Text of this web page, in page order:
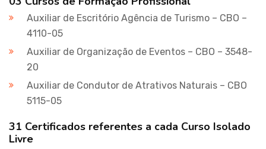
Auxiliar de Escritório Agência de Turismo – CBO –
4110-05
Auxiliar de Organização de Eventos – CBO – 3548-
20
Auxiliar de Condutor de Atrativos Naturais – CBO
5115-05
31 Certificados referentes a cada Curso Isolado
Livre